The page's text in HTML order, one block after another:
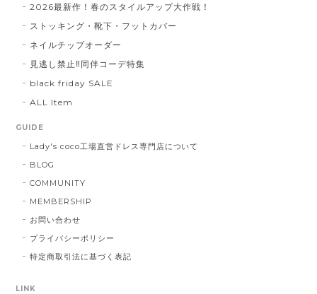
2026最新作！春のスタイルアップ大作戦！
ストッキング・靴下・フットカバー
ネイルチップオーダー
見逃し禁止‼同伴コーデ特集
black friday SALE
ALL Item
GUIDE
Lady's coco工場直営ドレス専門店について
BLOG
COMMUNITY
MEMBERSHIP
お問い合わせ
プライバシーポリシー
特定商取引法に基づく表記
LINK